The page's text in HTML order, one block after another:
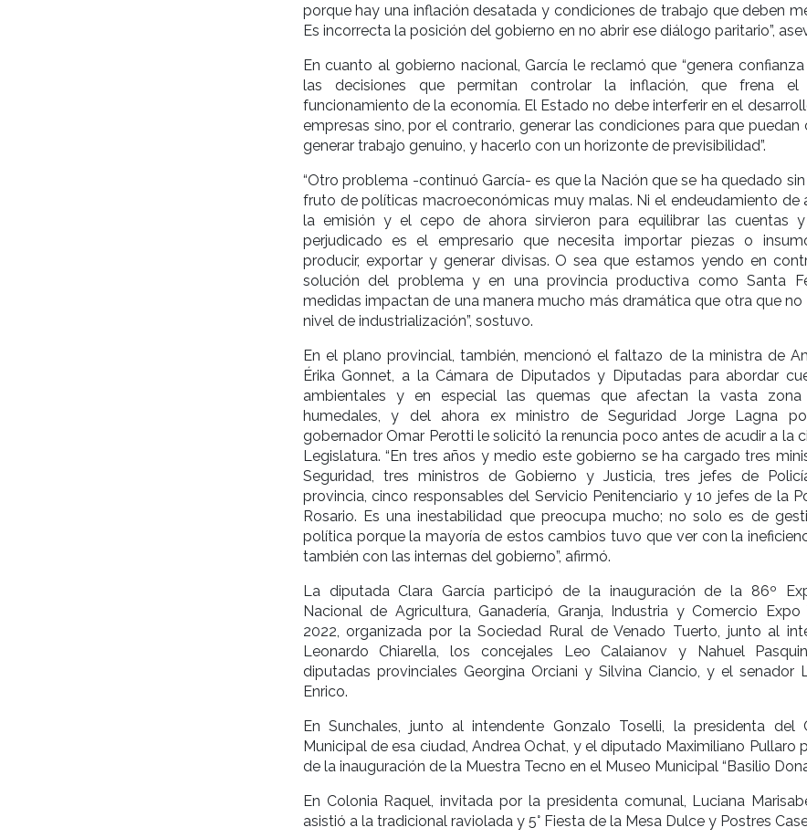
porque hay una inflación desatada y condiciones de trabajo que deben
Es incorrecta la posición del gobierno en no abrir ese diálogo paritario”,
En cuanto al gobierno nacional, García le reclamó que “genera
las decisiones que permitan controlar la inflación, que frena el
funcionamiento de la economía. El Estado no debe interferir en el
empresas sino, por el contrario, generar las condiciones para que puedan
generar trabajo genuino, y hacerlo con un horizonte de previsibilidad”.
“Otro problema -continuó García- es que la Nación que se ha quedado
fruto de políticas macroeconómicas muy malas. Ni el endeudamiento de
la emisión y el cepo de ahora sirvieron para equilibrar las cuentas
perjudicado es el empresario que necesita importar piezas o
producir, exportar y generar divisas. O sea que estamos yendo en
solución del problema y en una provincia productiva como Santa
medidas impactan de una manera mucho más dramática que otra que no
nivel de industrialización”, sostuvo.
En el plano provincial, también, mencionó el faltazo de la ministra de
Érika Gonnet, a la Cámara de Diputados y Diputadas para abordar
ambientales y en especial las quemas que afectan la vasta
humedales, y del ahora ex ministro de Seguridad Jorge Lagna
gobernador Omar Perotti le solicitó la renuncia poco antes de acudir a la
Legislatura. “En tres años y medio este gobierno se ha cargado tres
Seguridad, tres ministros de Gobierno y Justicia, tres jefes de
provincia, cinco responsables del Servicio Penitenciario y 10 jefes de la
Rosario. Es una inestabilidad que preocupa mucho; no solo es de
política porque la mayoría de estos cambios tuvo que ver con la
también con las internas del gobierno”, afirmó.
La diputada Clara García participó de la inauguración de la 86º
Nacional de Agricultura, Ganadería, Granja, Industria y Comercio Expo
2022, organizada por la Sociedad Rural de Venado Tuerto, junto al
Leonardo Chiarella, los concejales Leo Calaianov y Nahuel
diputadas provinciales Georgina Orciani y Silvina Ciancio, y el senador
Enrico.
En Sunchales, junto al intendente Gonzalo Toselli, la presidenta del
Municipal de esa ciudad, Andrea Ochat, y el diputado Maximiliano Pullaro
de la inauguración de la Muestra Tecno en el Museo Municipal “Basilio
En Colonia Raquel, invitada por la presidenta comunal, Luciana
asistió a la tradicional raviolada y 5° Fiesta de la Mesa Dulce y Postres